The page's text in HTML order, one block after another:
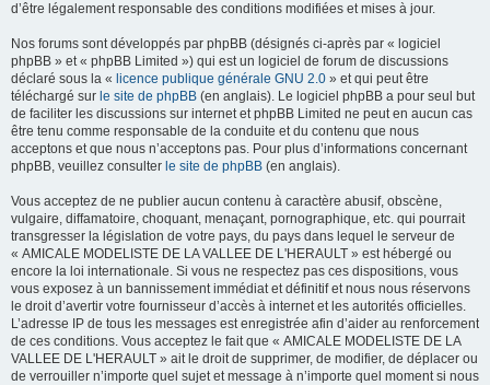
d’être légalement responsable des conditions modifiées et mises à jour.
Nos forums sont développés par phpBB (désignés ci-après par « logiciel
phpBB » et « phpBB Limited ») qui est un logiciel de forum de discussions
déclaré sous la « licence publique générale GNU 2.0 » et qui peut être
téléchargé sur le site de phpBB (en anglais). Le logiciel phpBB a pour seul but
de faciliter les discussions sur internet et phpBB Limited ne peut en aucun cas
être tenu comme responsable de la conduite et du contenu que nous
acceptons et que nous n’acceptons pas. Pour plus d’informations concernant
phpBB, veuillez consulter le site de phpBB (en anglais).
Vous acceptez de ne publier aucun contenu à caractère abusif, obscène,
vulgaire, diffamatoire, choquant, menaçant, pornographique, etc. qui pourrait
transgresser la législation de votre pays, du pays dans lequel le serveur de
« AMICALE MODELISTE DE LA VALLEE DE L'HERAULT » est hébergé ou
encore la loi internationale. Si vous ne respectez pas ces dispositions, vous
vous exposez à un bannissement immédiat et définitif et nous nous réservons
le droit d’avertir votre fournisseur d’accès à internet et les autorités officielles.
L’adresse IP de tous les messages est enregistrée afin d’aider au renforcement
de ces conditions. Vous acceptez le fait que « AMICALE MODELISTE DE LA
VALLEE DE L'HERAULT » ait le droit de supprimer, de modifier, de déplacer ou
de verrouiller n’importe quel sujet et message à n’importe quel moment si nous